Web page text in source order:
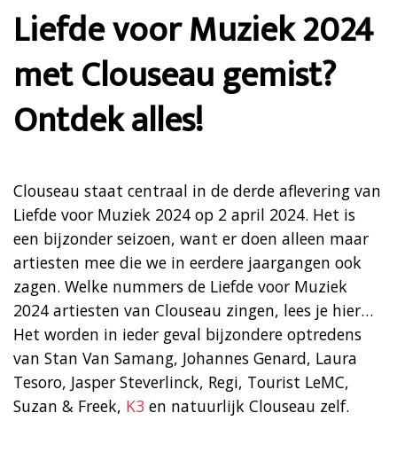
Liefde voor Muziek 2024
met Clouseau gemist?
Ontdek alles!
Clouseau staat centraal in de derde aflevering van
Liefde voor Muziek 2024 op 2 april 2024. Het is
een bijzonder seizoen, want er doen alleen maar
artiesten mee die we in eerdere jaargangen ook
zagen. Welke nummers de Liefde voor Muziek
2024 artiesten van Clouseau zingen, lees je hier…
Het worden in ieder geval bijzondere optredens
van Stan Van Samang, Johannes Genard, Laura
Tesoro, Jasper Steverlinck, Regi, Tourist LeMC,
Suzan & Freek, K3 en natuurlijk Clouseau zelf.